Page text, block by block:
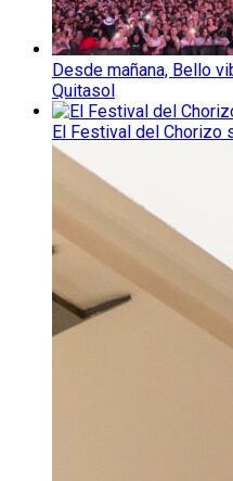
Desde mañana, Bello
Quitasol
El Festival del Chorizo